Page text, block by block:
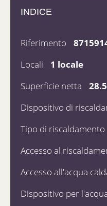
INDICE
Riferimento
Locali
1 locale
Superficie netta
Dispositivo di
Tipo di riscaldamento
Accesso al
Accesso all'acqua
Dispositivo per